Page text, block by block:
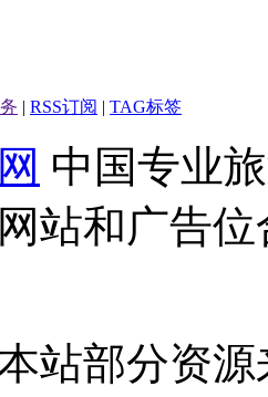
| RSS订阅 | TAG标签
中国专业
站和广告
站部分资